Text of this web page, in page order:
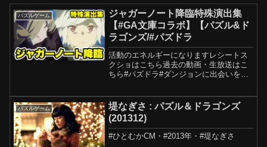
パズルゲーム
ジャガーノート降臨特殊演出集
【#GA文庫コラボ】【パズル&ド
ラゴンズ/#パズドラ
活動のエネルギーになりますレシートス
クショはこちら過去の動画・生放送はこ
ちら#パズドラ#ダンジョンに出会いを求
パズルゲーム
堤なぎさ : パズル＆ドラゴンズ
(201312)
#ひとむかCM・#2013年・#堤なぎさ